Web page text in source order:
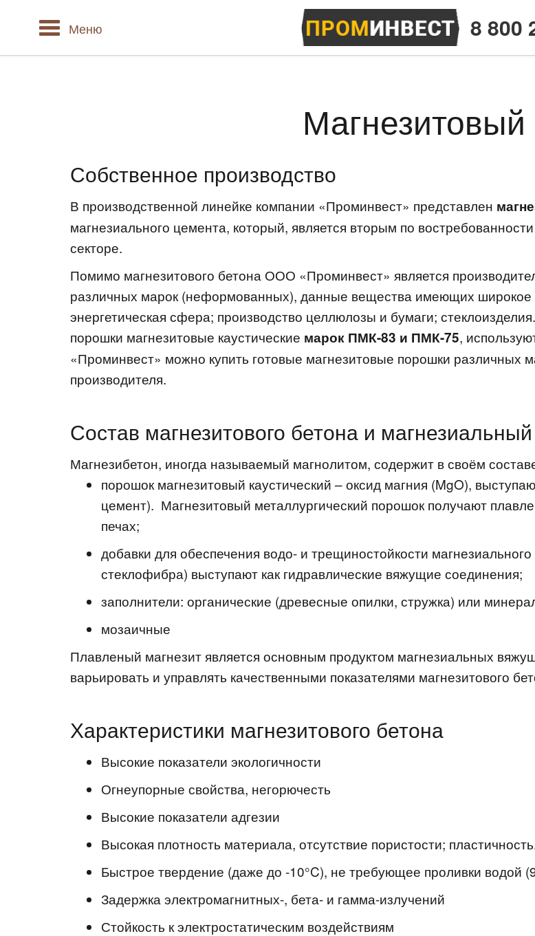
8 800
Меню
Магнезитовый
Собственное производство
В производственной линейке компании «Проминвест» представлен
магнезиального цемента, который, является вторым по
секторе.
Помимо магнезитового бетона ООО «Проминвест» является
различных марок (неформованных), данные вещества имеющих
энергетическая сфера; производство целлюлозы и бумаги;
порошки магнезитовые каустические марок ПМК-83 и ПМК-75,
«Проминвест» можно купить готовые магнезитовые порошки различных
производителя.
Состав магнезитового бетона и
Магнезибетон, иногда называемый магнолитом, содержит в своём
порошок магнезитовый каустический – оксид магния (MgO),
цемент). Магнезитовый металлургический порошок получают
печах;
добавки для обеспечения водо- и трещиностойкости
стеклофибра) выступают как гидравлические вяжущие соединения;
заполнители: органические (древесные опилки, стружка) или
мозаичные
Плавленый магнезит является основным продуктом магнезиальных
варьировать и управлять качественными показателями магнезитового
Характеристики магнезитового бетона
Высокие показатели экологичности
Огнеупорные свойства, негорючесть
Высокие показатели адгезии
Высокая плотность материала, отсутствие пористости;
Быстрое твердение (даже до -10°C), не требующее проливки водой
Задержка электромагнитных-, бета- и гамма-излучений
Стойкость к электростатическим воздействиям